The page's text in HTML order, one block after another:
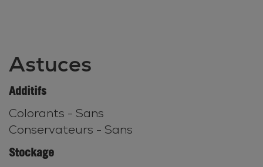
Astuces
Additifs
Colorants - Sans
Conservateurs - Sans
Stockage